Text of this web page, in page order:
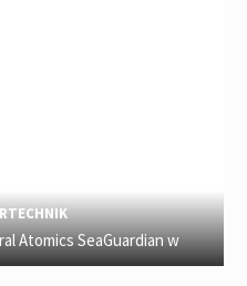
Atomics SeaGuardian w